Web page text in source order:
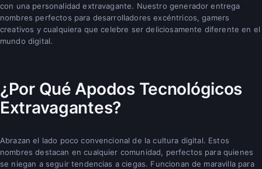
con una personalidad extravagante. Nuestro generador entrega
nombres perfectos para desarrolladores excéntricos, gamers
creativos y cualquiera que celebre ser deliciosamente diferente en el
mundo digital.
¿Por Qué Apodos Tecnológicos
Extravagantes?
Abrazan el lado poco convencional de la cultura digital. Estos
nombres destacan en cualquier comunidad, perfectos para quienes
se niegan a seguir tendencias a ciegas. Funcionan de maravilla para